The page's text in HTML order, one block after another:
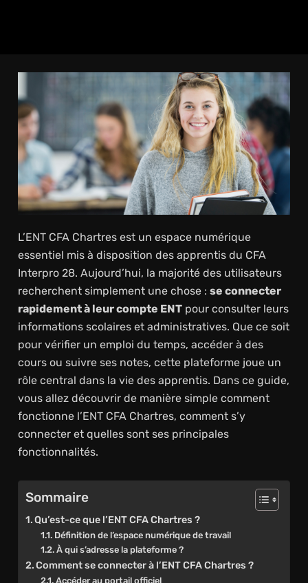
L’ENT CFA Chartres est un espace numérique
essentiel mis à disposition des apprentis du CFA
Interpro 28. Aujourd’hui, la majorité des utilisateurs
recherchent simplement une chose : se connecter
rapidement à leur compte ENTpour consulter leurs
informations scolaires et administratives. Que ce soit
pour vérifier un emploi du temps, accéder à des
cours ou suivre ses notes, cette plateforme joue un
rôle central dans la vie des apprentis. Dans ce guide,
vous allez découvrir de manière simple comment
fonctionne l’ENT CFA Chartres, comment s’y
connecter et quelles sont ses principales
fonctionnalités.
Sommaire
Qu’est-ce que l’ENT CFA Chartres ?
Définition de l’espace numérique de travail
À qui s’adresse la plateforme ?
Comment se connecter à l’ENT CFA Chartres ?
Accéder au portail officiel